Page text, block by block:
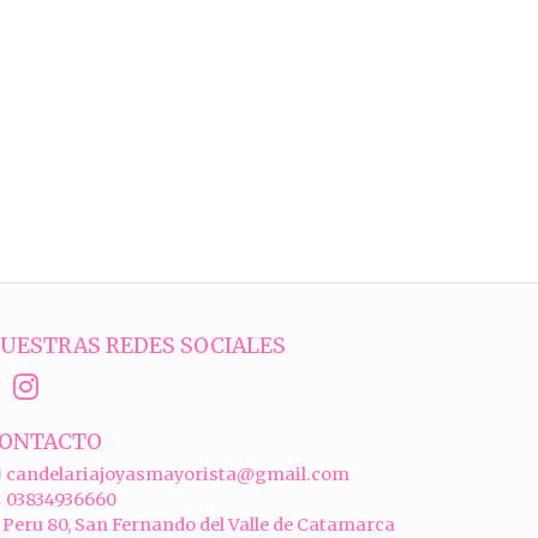
REDES SOCIALES
candelariajoyasmayorista@gmail.com
03834936660
Peru 80, San Fernando del Valle de Catamarca